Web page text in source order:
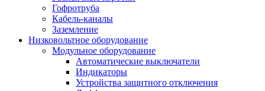
Гофротруба
Кабель-каналы
Заземление
Низковольтное оборудование
Модульное оборудование
Автоматические выключатели
Индикаторы
Устройства защитного отключения